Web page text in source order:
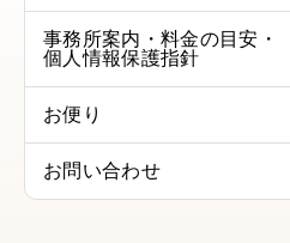
事務所案内・料金の目安・
個人情報保護指針
お便り
お問い合わせ